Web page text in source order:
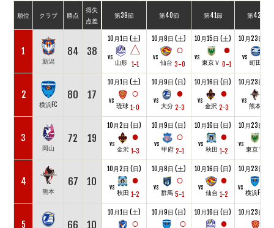
順位 クラブ 勝点
得失
点差
第39節 第40節 第41節 第42節
1
新潟
84 38
10月1日 (土)
vs
山形
△
1-1
10月8日 (土)
vs
仙台
○
3-0
10月15日 (土)
vs
東京Ｖ
●
0-1
10月23日 (
vs
町田
2
横浜FC
80 17
10月1日 (土)
vs
琉球
○
1-0
10月9日 (日)
vs
大分
●
2-3
10月16日 (日)
vs
金沢
●
2-3
10月23日 (
vs
熊本
3
岡山
72 19
10月2日 (日)
vs
金沢
●
1-3
10月9日 (日)
vs
甲府
○
2-1
10月16日 (日)
vs
秋田
●
1-2
10月23日 (
vs
東京Ｖ
4
熊本
67 10
10月2日 (日)
vs
秋田
●
1-2
10月8日 (土)
vs
群馬
○
5-1
10月16日 (日)
vs
仙台
●
1-2
10月23日 (
vs
横浜FC
5 66 10
10月1日 (土)
○
10月9日 (日)
○
10月16日 (日)
●
10月23日 (